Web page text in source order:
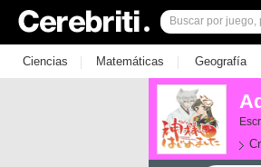
Ciencias | Matemáticas | Geografía